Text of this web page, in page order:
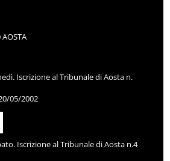
Iscrizione al Tribunale di Aosta n.
05/2002
Iscrizione al Tribunale di Aosta n.4